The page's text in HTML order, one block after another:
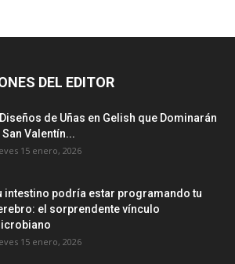
DEL EDITOR
de Uñas en Gelish que Dominarán
San Valentín...
15 enero, 2026
intestino podría estar programando tu
el sorprendente vínculo
15 enero, 2026